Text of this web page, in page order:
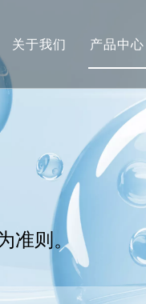
关于我们 产品中心
助剂
高分
溶剂
个
UV
胶黏剂
准则。